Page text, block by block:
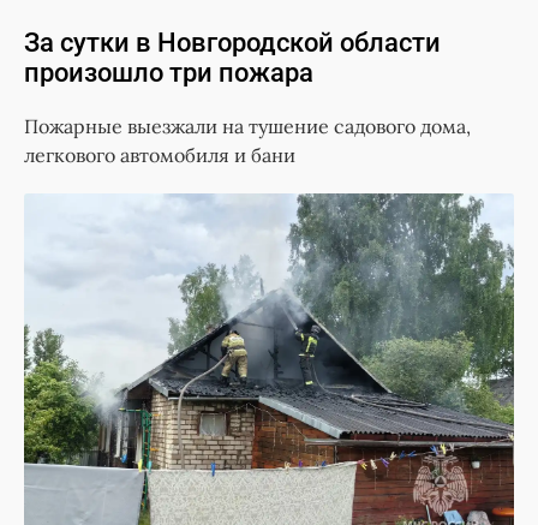
За сутки в Новгородской области
произошло три пожара
Пожарные выезжали на тушение садового дома,
легкового автомобиля и бани